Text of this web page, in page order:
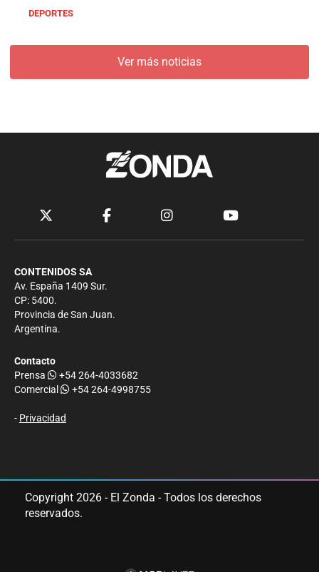
DEPORTES
Ver más noticias
CONTENIDOS SA
Av. España 1409 Sur.
CP: 5400.
Provincia de San Juan.
Argentina.
Contacto
Prensa
+54 264-4033682
Comercial
+54 264-4998755
- Privacidad
Copyright 2026 - El Zonda - Todos los derechos
reservados.